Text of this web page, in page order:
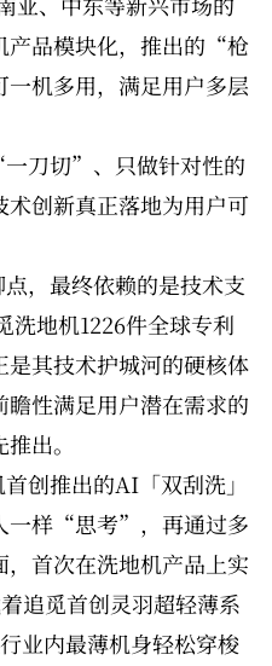
产品模块化，推出的“枪
机多用，满足用户多层
刀切”、只做针对性的
创新真正落地为用户可
，最终依赖的是技术支
洗地机1226件全球专利
其技术护城河的硬核体
性满足用户潜在需求的
出。
创推出的AI「双刮洗」
一样“思考”，再通过多
首次在洗地机产品上实
追觅首创灵羽超轻薄系
业内最薄机身轻松穿梭